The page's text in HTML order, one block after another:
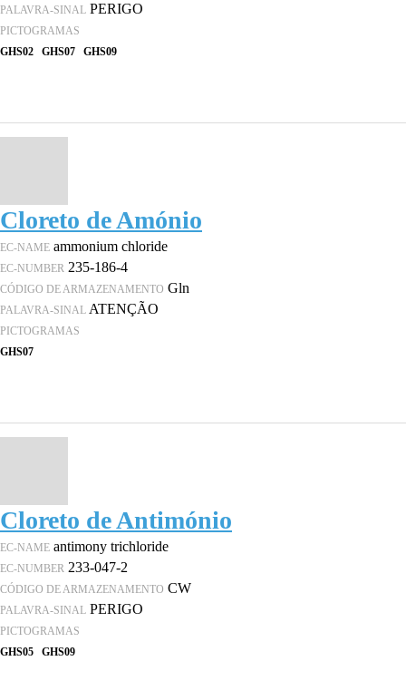
PALAVRA-SINAL PERIGO
PICTOGRAMAS
GHS02
GHS07 GHS09
Cloreto de Amónio
EC-NAME ammonium chloride
EC-NUMBER 235-186-4
CÓDIGO DE ARMAZENAMENTO Gln
PALAVRA-SINAL ATENÇÃO
PICTOGRAMAS
GHS07
Cloreto de Antimónio
EC-NAME antimony trichloride
EC-NUMBER 233-047-2
CÓDIGO DE ARMAZENAMENTO CW
PALAVRA-SINAL PERIGO
PICTOGRAMAS
GHS05
GHS09